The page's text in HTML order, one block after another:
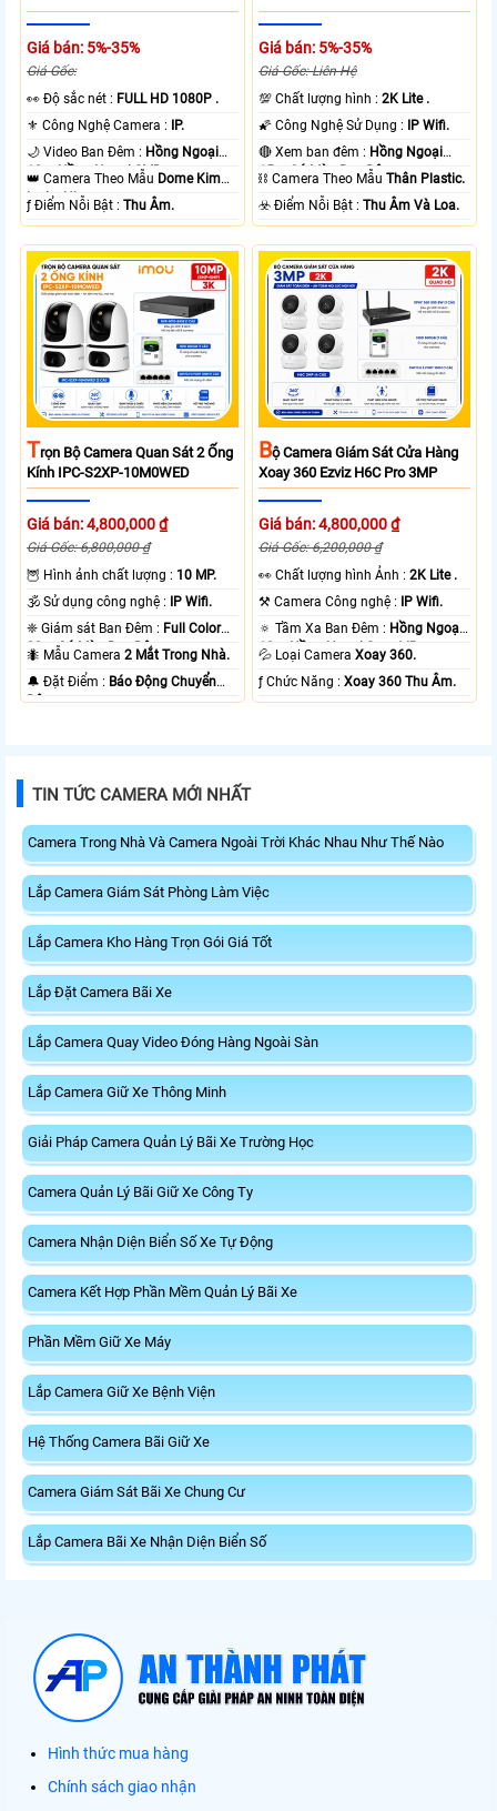
Giá bán: 5%-35%
Giá Gốc:
️👀 Độ sắc nét : FULL HD 1080P .
⚜️ Công Nghệ Camera : IP.
🌙 Video Ban Đêm : Hồng Ngoại
10m Hồng Ngoại SMD.
👑 Camera Theo Mẫu Dome Kim
loại + Nhựa.
️ƒ Điểm Nỗi Bật :Thu Âm.
Giá bán: 5%-35%
Giá Gốc: Liên Hệ
💯 Chất lượng hình :2K Lite .
🌠 Công Nghệ Sử Dụng : IP Wifi.
🔴 Xem ban đêm : Hồng Ngoại
15m Có Màu Ban Ðêm.
⛓ Camera Theo MẫuThân Plastic.
️☣️ Điểm Nỗi Bật :Thu Âm Và Loa.
TRọn Bộ Camera Quan Sát 2 Ống
Kính IPC-S2XP-10M0WED
Giá bán: 4,800,000 ₫
Giá Gốc: 6,800,000 ₫
🦉 Hình ảnh chất lượng : 10 MP.
🕉️ Sử dụng công nghệ : IP Wifi.
❈ Giám sát Ban Đêm : Full Color
20m Có Màu Ban Ðêm.
🐜 Mẫu Camera2 Mắt Trong Nhà.
️🔔 Đặt Điểm : Báo Động Chuyển
Động.
BỘ Camera Giám Sát Cửa Hàng
Xoay 360 Ezviz H6C Pro 3MP
Giá bán: 4,800,000 ₫
Giá Gốc: 6,200,000 ₫
️👀 Chất lượng hình Ảnh :2K Lite .
⚒ Camera Công nghệ : IP Wifi.
🔅 Tầm Xa Ban Đêm : Hồng Ngoại
10m Hồng Ngoại Smart IR.
💦 Loại CameraXoay 360.
️ƒ Chức Năng :Xoay 360 Thu Âm.
TIN TỨC CAMERA MỚI NHẤT
Camera Trong Nhà Và Camera Ngoài Trời Khác Nhau Như Thế Nào
Lắp Camera Giám Sát Phòng Làm Việc
Lắp Camera Kho Hàng Trọn Gói Giá Tốt
Lắp Đặt Camera Bãi Xe
Lắp Camera Quay Video Đóng Hàng Ngoài Sàn
Lắp Camera Giữ Xe Thông Minh
Giải Pháp Camera Quản Lý Bãi Xe Trường Học
Camera Quản Lý Bãi Giữ Xe Công Ty
Camera Nhận Diện Biển Số Xe Tự Động
Camera Kết Hợp Phần Mềm Quản Lý Bãi Xe
Phần Mềm Giữ Xe Máy
Lắp Camera Giữ Xe Bệnh Viện
Hệ Thống Camera Bãi Giữ Xe
Camera Giám Sát Bãi Xe Chung Cư
Lắp Camera Bãi Xe Nhận Diện Biển Số
Hình thức mua hàng
Chính sách giao nhận